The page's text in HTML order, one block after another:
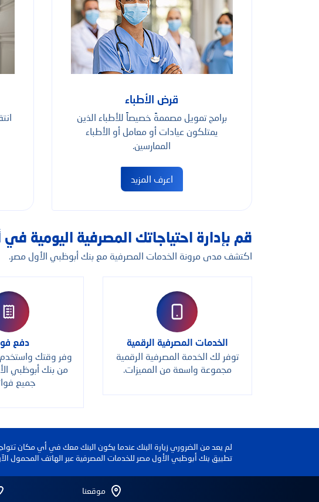
قرض الأطباء
برامج تمويل مصممةً خصيصاً للأطباء الذين
يمتلكون عيادات أو معامل أو الأطباء
الممارسين.
اعرف المزيد
قم بإدارة احتياجاتك المصرفية
اكتشف مدى مرونة الخدمات المصرفية مع بنك أبوظبي الأول مصر.
الخدمات المصرفية الرقمية
توفر لك الخدمة المصرفية الرقمية
مجموعة واسعة من المميزات.
دفع
وفر وقتك واستخدم
من بنك أبوظبي
جميع
لم يعد من الضروري زيارة البنك عندما يكون البنك معك في أي مكان
تطبيق بنك أبوظبي الأول مصر للخدمات المصرفية عبر الهاتف المحمول
موقعنا